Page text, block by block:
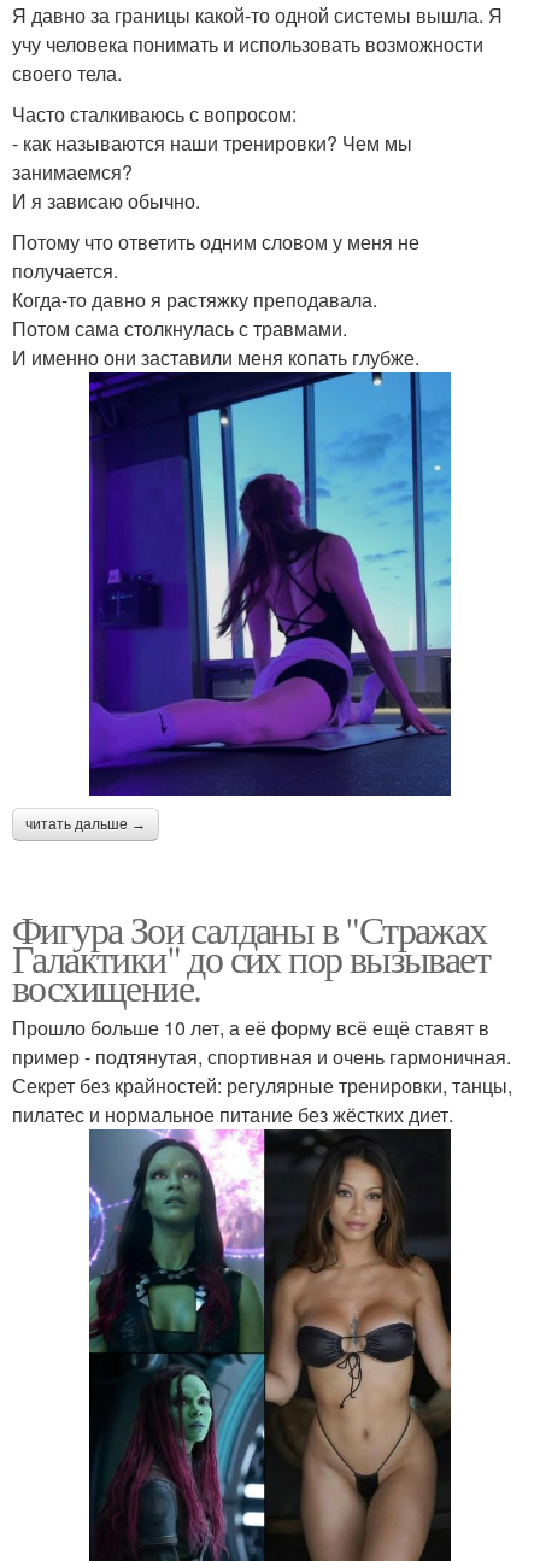
Я давно за границы какой-то одной системы вышла. Я
учу человека понимать и использовать возможности
своего тела.
Часто сталкиваюсь с вопросом:
- как называются наши тренировки? Чем мы
занимаемся?
И я зависаю обычно.
Потому что ответить одним словом у меня не
получается.
Когда-то давно я растяжку преподавала.
Потом сама столкнулась с травмами.
И именно они заставили меня копать глубже.
читать дальше →
Фигура Зои салданы в "Стражах
Галактики" до сих пор вызывает
восхищение.
Прошло больше 10 лет, а её форму всё ещё ставят в
пример - подтянутая, спортивная и очень гармоничная.
Секрет без крайностей: регулярные тренировки, танцы,
пилатес и нормальное питание без жёстких диет.